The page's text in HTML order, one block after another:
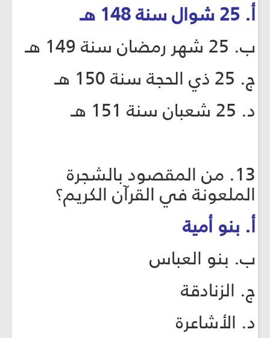
أ. 25 شوال سنة 148 هـ
ب. 25 شهر رمضان سنة 149 هـ
ج. 25 ذي الحجة سنة 150 هـ
د. 25 شعبان سنة 151 هـ
13. من المقصود بالشجرة
الملعونة في القرآن الكريم؟
أ. بنو أمية
ب. بنو العباس
ج. الزنادقة
د. الأشاعرة